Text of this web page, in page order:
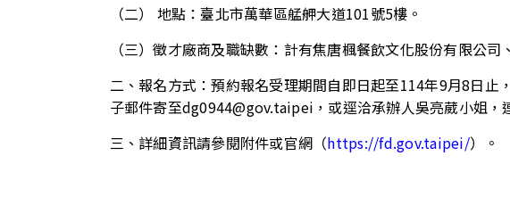
（二） 地點：臺北市萬華區艋舺大道101號5樓。
（三）徵才廠商及職缺數：計有焦唐楓餐飲文化股份有限公
二、報名方式：預約報名受理期間自即日起至114年9月8日
子郵件寄至dg0944@gov.taipei，或逕洽承辦人吳亮葳小姐
三、詳細資訊請參閱附件或官網（https://fd.gov.taipei/）。